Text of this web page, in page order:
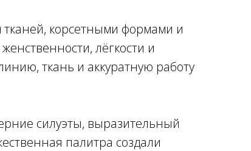
корсетными формами и
лёгкости и
ткань и аккуратную работу
силуэты, выразительный
палитра создали